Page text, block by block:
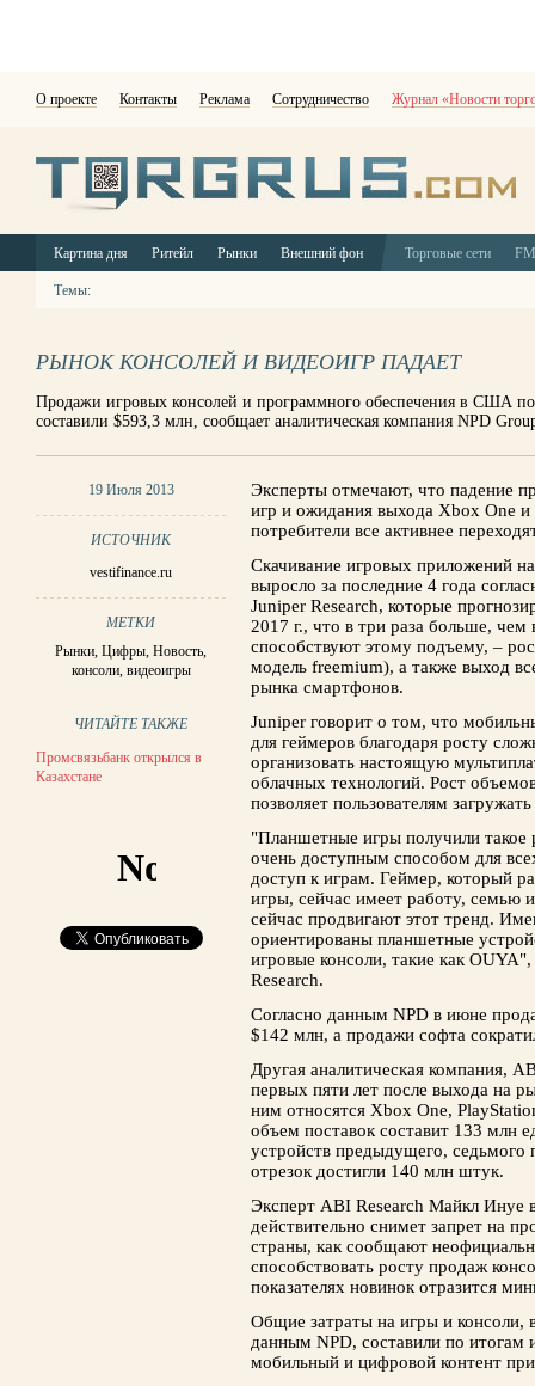
О проекте Контакты Реклама Сотрудничество Журнал «Новости
Картина дня Ритейл Рынки Внешний фон Торговые сети
Темы:
РЫНОК КОНСОЛЕЙ И ВИДЕОИГР ПАДАЕТ
Продажи игровых консолей и программного обеспечения в США
составили $593,3 млн, сообщает аналитическая компания NPD
19 Июля 2013
ИСТОЧНИК
vestifinance.ru
МЕТКИ
Рынки,Цифры,Новость,
консоли, видеоигры
ЧИТАЙТЕ ТАКЖЕ
Промсвязьбанк открылся в
Казахстане
Эксперты отмечают, что падение
игр и ожидания выхода Xbox One и
потребители все активнее
Скачивание игровых приложений
выросло за последние 4 года
Juniper Research, которые
2017 г., что в три раза больше,
способствуют этому подъему, –
модель freemium), а также выход
рынка смартфонов.
Juniper говорит о том, что
для геймеров благодаря росту
организовать настоящую
облачных технологий. Рост
позволяет пользователям
"Планшетные игры получили такое
очень доступным способом для
доступ к играм. Геймер, который
игры, сейчас имеет работу, семью
сейчас продвигают этот тренд.
ориентированы планшетные
игровые консоли, такие как
Research.
Согласно данным NPD в июне
$142 млн, а продажи софта
Другая аналитическая компания,
первых пяти лет после выхода на
ним относятся Xbox One,
объем поставок составит 133 млн
устройств предыдущего, седьмого
отрезок достигли 140 млн штук.
Эксперт ABI Research Майкл Инуе
действительно снимет запрет на
страны, как сообщают
способствовать росту продаж
показателях новинок отразится
Общие затраты на игры и консоли,
данным NPD, составили по
мобильный и цифровой контент